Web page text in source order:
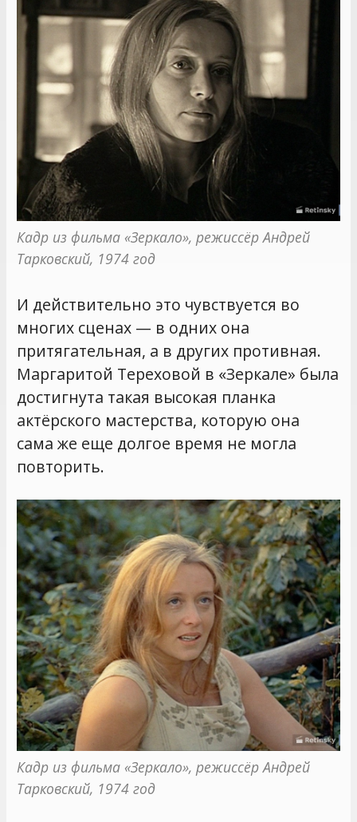
Кадр из фильма «Зеркало», режиссёр Андрей
Тарковский, 1974 год
И действительно это чувствуется во
многих сценах — в одних она
притягательная, а в других противная.
Маргаритой Тереховой в «Зеркале» была
достигнута такая высокая планка
актёрского мастерства, которую она
сама же еще долгое время не могла
повторить.
Кадр из фильма «Зеркало», режиссёр Андрей
Тарковский, 1974 год